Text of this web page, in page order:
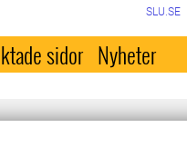
SLU.SE
sidor Nyheter